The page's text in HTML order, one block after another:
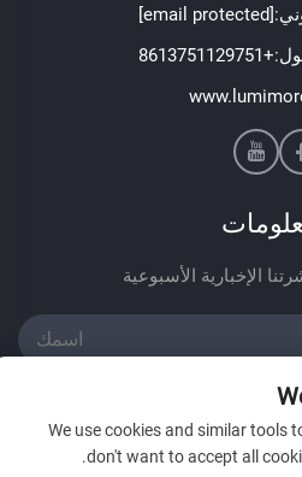
[email protected]
+8613751129751
الإخبارية الأسبوعية
We use cookies and similar tools
don't want to accept all